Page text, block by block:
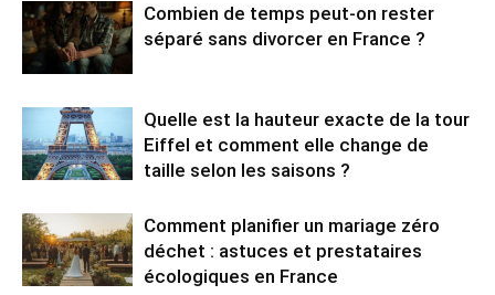
Combien de temps peut-on rester
séparé sans divorcer en France ?
Quelle est la hauteur exacte de la tour
Eiffel et comment elle change de
taille selon les saisons ?
Comment planifier un mariage zéro
déchet : astuces et prestataires
écologiques en France